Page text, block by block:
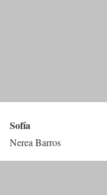
Sofía
Nerea Barros